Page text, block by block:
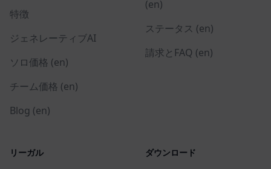
特徴
ジェネレーティブAI
ソロ価格 (en)
チーム価格 (en)
Blog (en)
(en)
ステータス (en)
請求とFAQ (en)
リーガル ダウンロード